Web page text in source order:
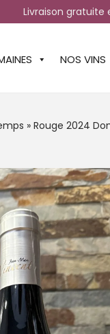
Livraison
NOS VINS
» Rouge 2024